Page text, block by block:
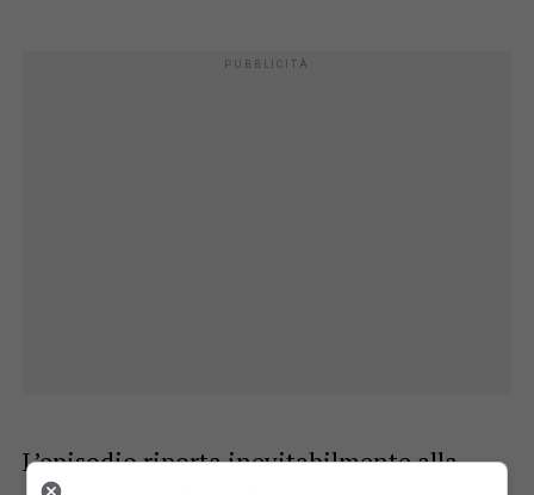
L’episodio riporta inevitabilmente alla